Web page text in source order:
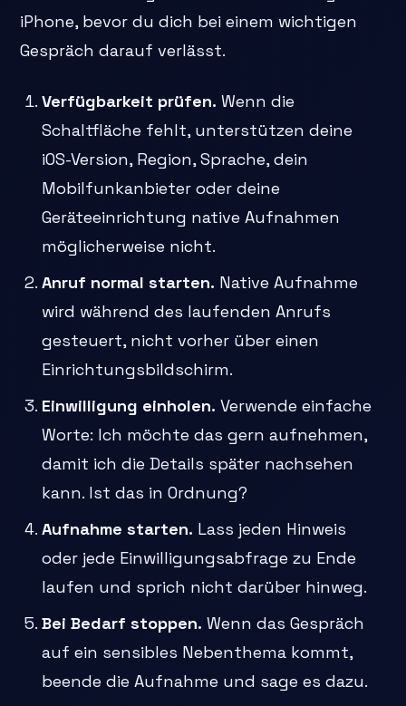
iPhone, bevor du dich bei einem wichtigen
Gespräch darauf verlässt.
Verfügbarkeit prüfen. Wenn die
Schaltfläche fehlt, unterstützen deine
iOS-Version, Region, Sprache, dein
Mobilfunkanbieter oder deine
Geräteeinrichtung native Aufnahmen
möglicherweise nicht.
Anruf normal starten. Native Aufnahme
wird während des laufenden Anrufs
gesteuert, nicht vorher über einen
Einrichtungsbildschirm.
Einwilligung einholen. Verwende einfache
Worte: Ich möchte das gern aufnehmen,
damit ich die Details später nachsehen
kann. Ist das in Ordnung?
Aufnahme starten. Lass jeden Hinweis
oder jede Einwilligungsabfrage zu Ende
laufen und sprich nicht darüber hinweg.
Bei Bedarf stoppen. Wenn das Gespräch
auf ein sensibles Nebenthema kommt,
beende die Aufnahme und sage es dazu.